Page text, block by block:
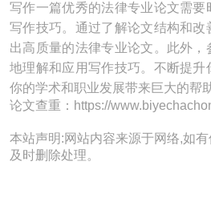
写作一篇优秀的法律专业论文需
写作技巧。通过了解论文结构和改
出高质量的法律专业论文。此外
地理解和应用写作技巧。不断提升
你的学术和职业发展带来巨大的帮助
论文查重：https://
本站声明:网站内容来源于网络,如
及时删除处理。